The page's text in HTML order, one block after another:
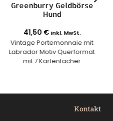
Greenburry Geldbörse
Hund
41,50 € inkl. MwSt.
Vintage Portemonnaie mit
Labrador Motiv Querformat
mit 7 Kartenfächer
Kontakt